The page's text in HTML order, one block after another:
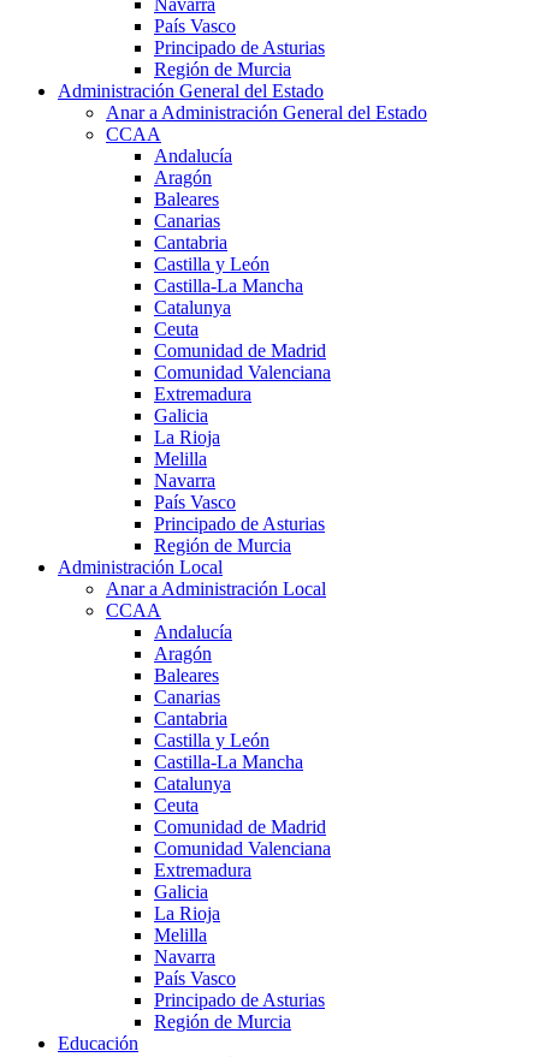
País Vasco
Principado de Asturias
Región de Murcia
Administración General del Estado
Anar a Administración General del Estado
CCAA
Andalucía
Aragón
Baleares
Canarias
Cantabria
Castilla y León
Castilla-La Mancha
Catalunya
Ceuta
Comunidad de Madrid
Comunidad Valenciana
Extremadura
Galicia
La Rioja
Melilla
Navarra
País Vasco
Principado de Asturias
Región de Murcia
Administración Local
Anar a Administración Local
CCAA
Andalucía
Aragón
Baleares
Canarias
Cantabria
Castilla y León
Castilla-La Mancha
Catalunya
Ceuta
Comunidad de Madrid
Comunidad Valenciana
Extremadura
Galicia
La Rioja
Melilla
Navarra
País Vasco
Principado de Asturias
Región de Murcia
Educación